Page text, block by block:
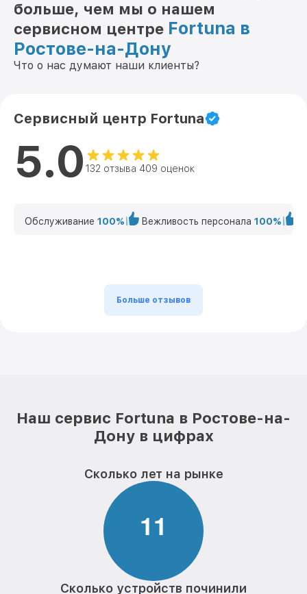
General Binocular 25S3 Fortuna
Ремонт Wi-Fi General Binocular 25S3
Ремонт разъема General Binocular 25S3
Binocular 25S3 Fortuna
больше, чем мы о нашем
сервисном центре Fortuna в
Ростове-на-Дону
Что о нас думают наши клиенты?
Сервисный центр Fortuna
5.0 132 отзыва 409 оценок
Обслуживание 100% Вежливость персонала 100%
Больше отзывов
Наш сервис Fortuna в Ростове-на-
Дону в цифрах
Сколько лет на рынке
11
Сколько устройств починили